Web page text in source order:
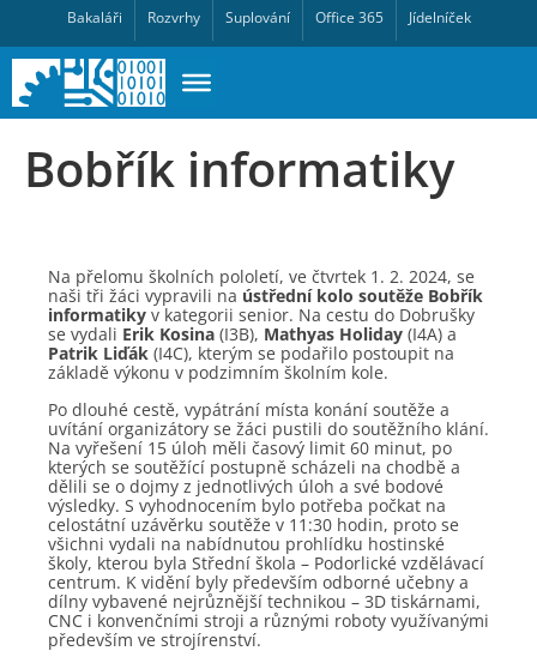
Bakaláři Rozvrhy Suplování Office 365 Jídelníček
Bobřík informatiky
Na přelomu školních pololetí, ve čtvrtek 1. 2. 2024, se
naši tři žáci vypravili na ústřední kolo soutěže Bobřík
informatiky v kategorii senior. Na cestu do Dobrušky
se vydali Erik Kosina (I3B), Mathyas Holiday (I4A) a
Patrik Liďák (I4C), kterým se podařilo postoupit na
základě výkonu v podzimním školním kole.
Po dlouhé cestě, vypátrání místa konání soutěže a
uvítání organizátory se žáci pustili do soutěžního klání.
Na vyřešení 15 úloh měli časový limit 60 minut, po
kterých se soutěžící postupně scházeli na chodbě a
dělili se o dojmy z jednotlivých úloh a své bodové
výsledky. S vyhodnocením bylo potřeba počkat na
celostátní uzávěrku soutěže v 11:30 hodin, proto se
všichni vydali na nabídnutou prohlídku hostinské
školy, kterou byla Střední škola – Podorlické vzdělávací
centrum. K vidění byly především odborné učebny a
dílny vybavené nejrůznější technikou – 3D tiskárnami,
CNC i konvenčními stroji a různými roboty využívanými
především ve strojírenství.